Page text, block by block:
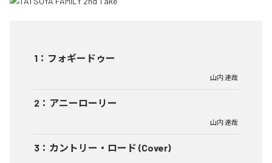
1 ： フォギードゥー
山内 達哉
2 ： アニーローリー
山内 達哉
3 ： カントリー・ロード (Cover)